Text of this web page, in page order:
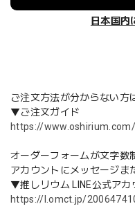
日本国内
ご注文方法が分からない方
▼ご注文ガイド
https://
オーダーフォームが文字数
アカウントにメッセージま
▼推しリウム LINE公式アカ
https://l.omct.jp/